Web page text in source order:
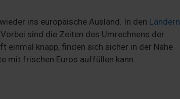
ins europäische Ausland. In den Ländern
sind die Zeiten des Umrechnens der
einmal knapp, finden sich sicher in der Nähe
mit frischen Euros auffüllen kann.